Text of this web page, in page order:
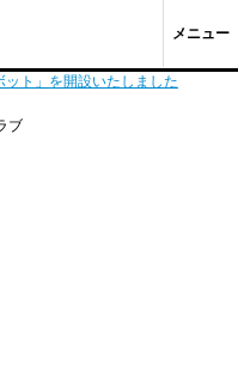
メニュー
ト」を開設いたしました
ブ